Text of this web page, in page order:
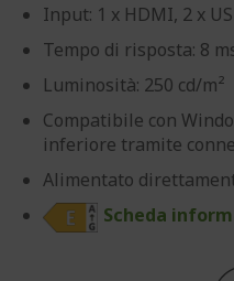
Input: 1 x HDMI, 2 x
Tempo di risposta: 8
Luminosità: 250 cd/m²
Compatibile con
inferiore tramite
Alimentato
Scheda